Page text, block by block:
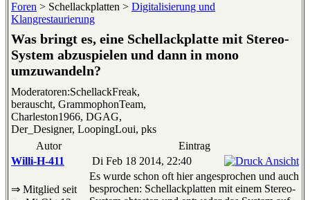
Foren > Schellackplatten > Digitalisierung und
Klangrestaurierung
Was bringt es, eine Schellackplatte mit Stereo-
System abzuspielen und dann in mono
umzuwandeln?
Moderatoren:SchellackFreak,
berauscht, GrammophonTeam,
Charleston1966, DGAG,
Der_Designer, LoopingLoui, pks
Autor
Eintrag
Willi-H-411
Di Feb 18 2014, 22:40
⇒ Mitglied seit
Es wurde schon oft hier angesprochen und auch
besprochen: Schellackplatten mit einem Stereo-